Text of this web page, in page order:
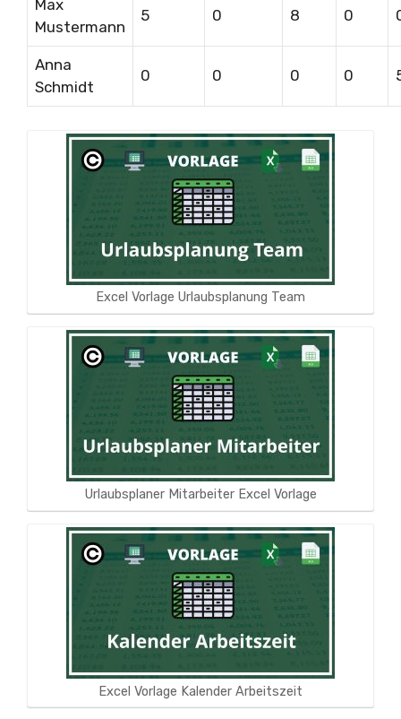
Max
Mustermann
5 0 8 0
Anna
Schmidt
0 0 0 0
Excel Vorlage Urlaubsplanung Team
Urlaubsplaner Mitarbeiter Excel Vorlage
Excel Vorlage Kalender Arbeitszeit